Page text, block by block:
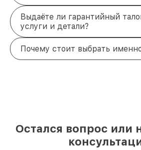
Выдаёте ли гарантийный
услуги и детали?
Почему стоит выбрать
Остался вопрос или